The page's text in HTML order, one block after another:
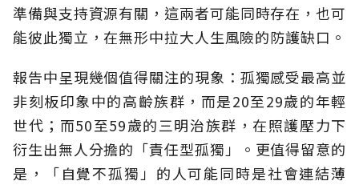
準備與支持資源有關，這兩者可能同時存在，也可
能彼此獨立，在無形中拉大人生風險的防護缺口。
報告中呈現幾個值得關注的現象：孤獨感受最高並
非刻板印象中的高齡族群，而是20至29歲的年輕
世代；而50至59歲的三明治族群，在照護壓力下
衍生出無人分擔的「責任型孤獨」。更值得留意的
是，「自覺不孤獨」的人可能同時是社會連結薄